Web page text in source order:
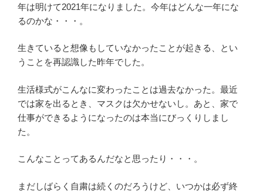
年は明けて2021年になりました。今年はどんな一年にな
るのかな・・・。
生きていると想像もしていなかったことが起きる、とい
うことを再認識した昨年でした。
生活様式がこんなに変わったことは過去なかった。最近
では家を出るとき、マスクは欠かせないし。あと、家で
仕事ができるようになったのは本当にびっくりしまし
た。
こんなことってあるんだなと思ったり・・・。
まだしばらく自粛は続くのだろうけど、いつかは必ず終